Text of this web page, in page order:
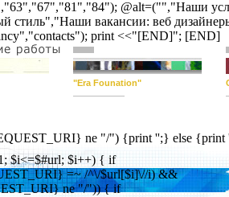
@alt=("","Наши
стиль","Наши вакансии: веб
print <<"[END]"; [END]
"Era Founation"
ne "/") {print '';} else
$i<=$#url; $i++) { if
=~ /^\/$url[$i]\//i) &&
ne "/")) { if